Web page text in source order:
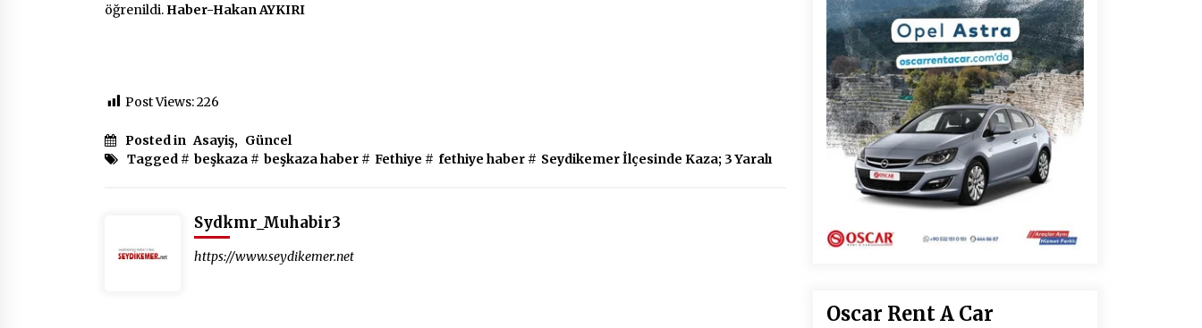
öğrenildi. Haber-Hakan AYKIRI
Post Views:226
Posted in Asayiş, Güncel
Tagged # beşkaza # beşkaza haber # Fethiye # fethiye haber # Seydikemer İlçesinde Kaza; 3 Yaralı
Sydkmr_Muhabir3
https://www.seydikemer.net
Oscar Rent A Car